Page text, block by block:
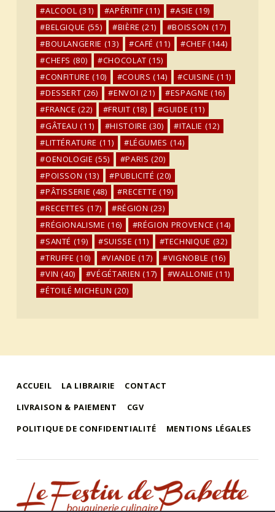
ALCOOL (31) APÉRITIF (11) ASIE (19)
BELGIQUE (55) BIÈRE (21) BOISSON (17)
BOULANGERIE (13) CAFÉ (11) CHEF (144)
CHEFS (80) CHOCOLAT (15)
CONFITURE (10) COURS (14) CUISINE (11)
DESSERT (26) ENVOI (21) ESPAGNE (16)
FRANCE (22) FRUIT (18) GUIDE (11)
GÂTEAU (11) HISTOIRE (30) ITALIE (12)
LITTÉRATURE (11) LÉGUMES (14)
OENOLOGIE (55) PARIS (20)
POISSON (13) PUBLICITÉ (20)
PÂTISSERIE (48) RECETTE (19)
RECETTES (17) RÉGION (23)
RÉGIONALISME (16) RÉGION PROVENCE (14)
SANTÉ (19) SUISSE (11) TECHNIQUE (32)
TRUFFE (10) VIANDE (17) VIGNOBLE (16)
VIN (40) VÉGÉTARIEN (17) WALLONIE (11)
ÉTOILÉ MICHELIN (20)
ACCUEIL LA LIBRAIRIE
CONTACT
LIVRAISON & PAIEMENT
CGV
POLITIQUE DE CONFIDENTIALITÉ
MENTIONS LÉGALES
le festin de babette
"LE FESTIN DE BABETTE" – BOUQUINERIE GASTRONOMIQUE